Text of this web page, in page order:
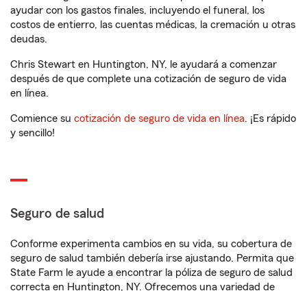
ayudar con los gastos finales, incluyendo el funeral, los
costos de entierro, las cuentas médicas, la cremación u otras
deudas.
Chris Stewart en Huntington, NY, le ayudará a comenzar
después de que complete una cotización de seguro de vida
en línea.
Comience su cotización de seguro de vida en línea. ¡Es rápido
y sencillo!
Seguro de salud
Conforme experimenta cambios en su vida, su cobertura de
seguro de salud también debería irse ajustando. Permita que
State Farm le ayude a encontrar la póliza de seguro de salud
correcta en Huntington, NY. Ofrecemos una variedad de